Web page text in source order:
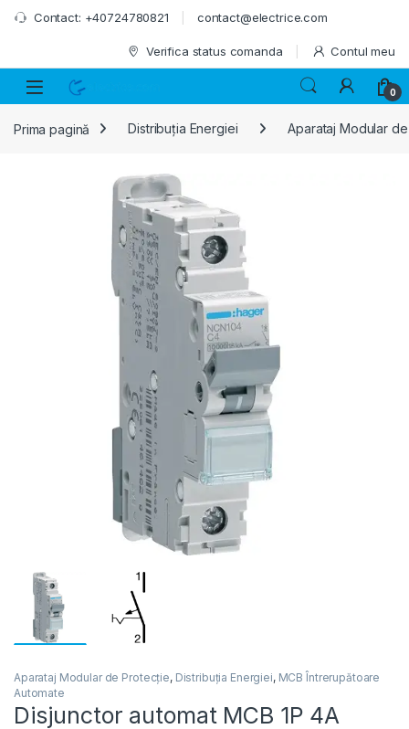
Skip to navigation
Skip to content
Contact: +40724780821 contact@electrice.com
Verifica status comanda Contul meu
0
Prima pagină Distribuția Energiei Aparataj Modular
Aparataj Modular de Protecție, Distribuția Energiei, MCB Întrerupătoare
Automate
Disjunctor automat MCB 1P 4A